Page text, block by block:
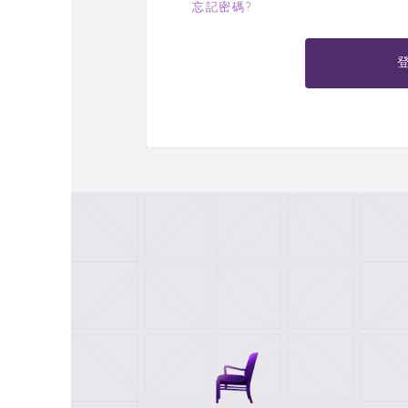
忘記密碼?